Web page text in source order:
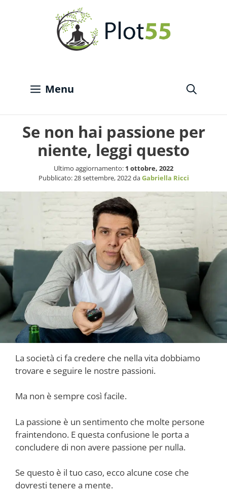
Menu
Se non hai passione per
niente, leggi questo
Ultimo aggiornamento: 1 ottobre, 2022
Pubblicato:28 settembre, 2022daGabriella Ricci
La società ci fa credere che nella vita dobbiamo
trovare e seguire le nostre passioni.
Ma non è sempre così facile.
La passione è un sentimento che molte persone
fraintendono. E questa confusione le porta a
concludere di non avere passione per nulla.
Se questo è il tuo caso, ecco alcune cose che
dovresti tenere a mente.